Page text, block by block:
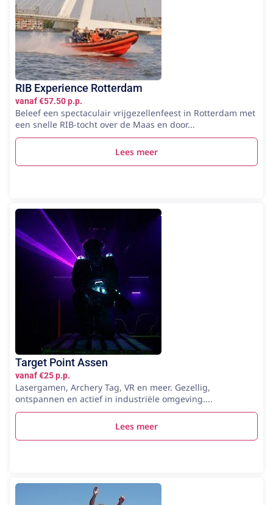
RIB Experience Rotterdam
vanaf €57.50 p.p.
Beleef een spectaculair vrijgezellenfeest in Rotterdam met
een snelle RIB-tocht over de Maas en door...
Lees meer
Target Point Assen
vanaf €25 p.p.
Lasergamen, Archery Tag, VR en meer. Gezellig,
ontspannen en actief in industriële omgeving....
Lees meer